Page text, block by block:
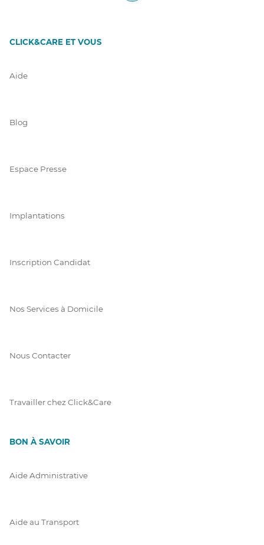
CLICK&CARE ET VOUS
Aide
Blog
Espace Presse
Implantations
Inscription Candidat
Nos Services à Domicile
Nous Contacter
Travailler chez Click&Care
BON À SAVOIR
Aide Administrative
Aide au Transport